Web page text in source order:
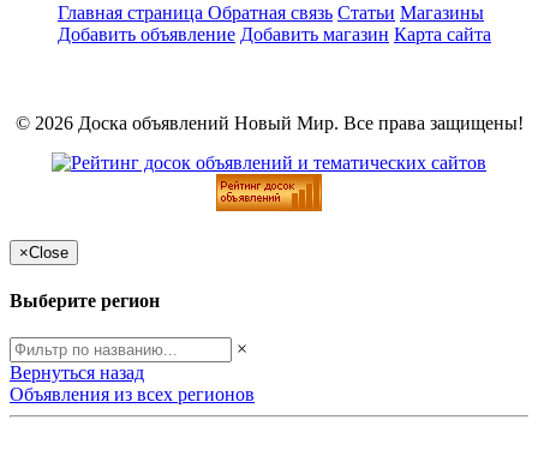
Главная страница Обратная связь Статьи Магазины
Добавить объявление Добавить магазин Карта сайта
© 2026 Доска объявлений Новый Мир. Все права защищены!
×Close
Выберите регион
×
Вернуться назад
Объявления из всех регионов